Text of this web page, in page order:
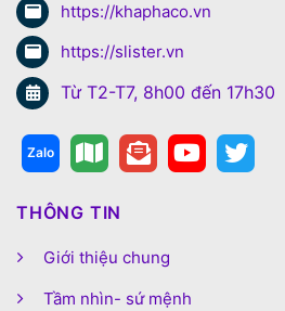
https://khaphaco.vn
https://slister.vn
Từ T2-T7, 8h00 đến 17h30
THÔNG TIN
Giới thiệu chung
Tầm nhìn- sứ mệnh